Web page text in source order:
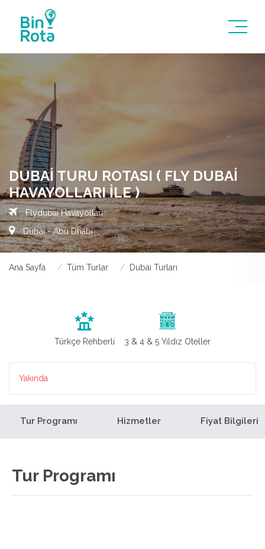
DUBAI TURU ROTASI ( FLY DUBAI
HAVAYOLLARI ILE )
Flydubai Havayolları
Dubai - Abu Dhabi
Ana Sayfa Tüm Turlar Dubai Turları
Türkçe Rehberli 3 & 4 & 5 Yıldız Oteller
Yakında
Tur Programı Hizmetler Fiyat Bilgileri
Tur Programı